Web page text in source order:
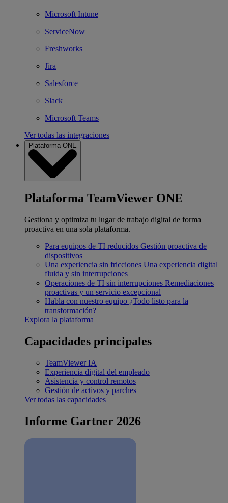
Microsoft Intune
ServiceNow
Freshworks
Jira
Salesforce
Slack
Microsoft Teams
Ver todas las integraciones
Plataforma ONE
Plataforma TeamViewer ONE
Gestiona y optimiza tu lugar de trabajo digital de forma
proactiva en una sola plataforma.
Para equipos de TI reducidos Gestión proactiva de
dispositivos
Una experiencia sin fricciones Una experiencia digital
fluida y sin interrupciones
Operaciones de TI sin interrupciones Remediaciones
proactivas y un servicio excepcional
Habla con nuestro equipo ¿Todo listo para la
transformación?
Explora la plataforma
Capacidades principales
TeamViewer IA
Experiencia digital del empleado
Asistencia y control remotos
Gestión de activos y parches
Ver todas las capacidades
Informe Gartner 2026